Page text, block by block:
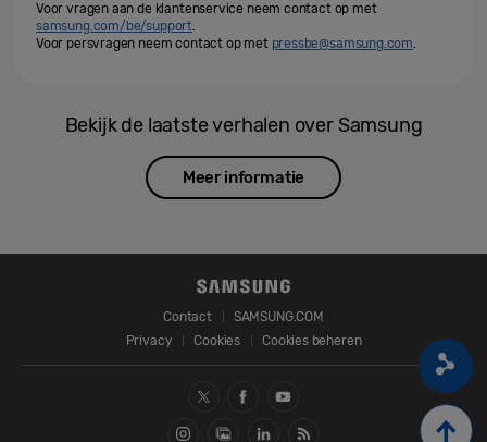
Voor vragen aan de klantenservice neem contact op met
samsung.com/be/support.
Voor persvragen neem contact op met pressbe@samsung.com.
Bekijk de laatste verhalen over Samsung
Meer informatie
Contact
SAMSUNG.COM
Privacy
Cookies Cookies beheren